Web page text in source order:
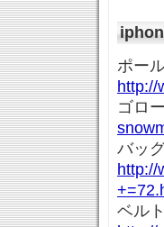
ポー
http://
ゴロ
バッ
http://
ベル